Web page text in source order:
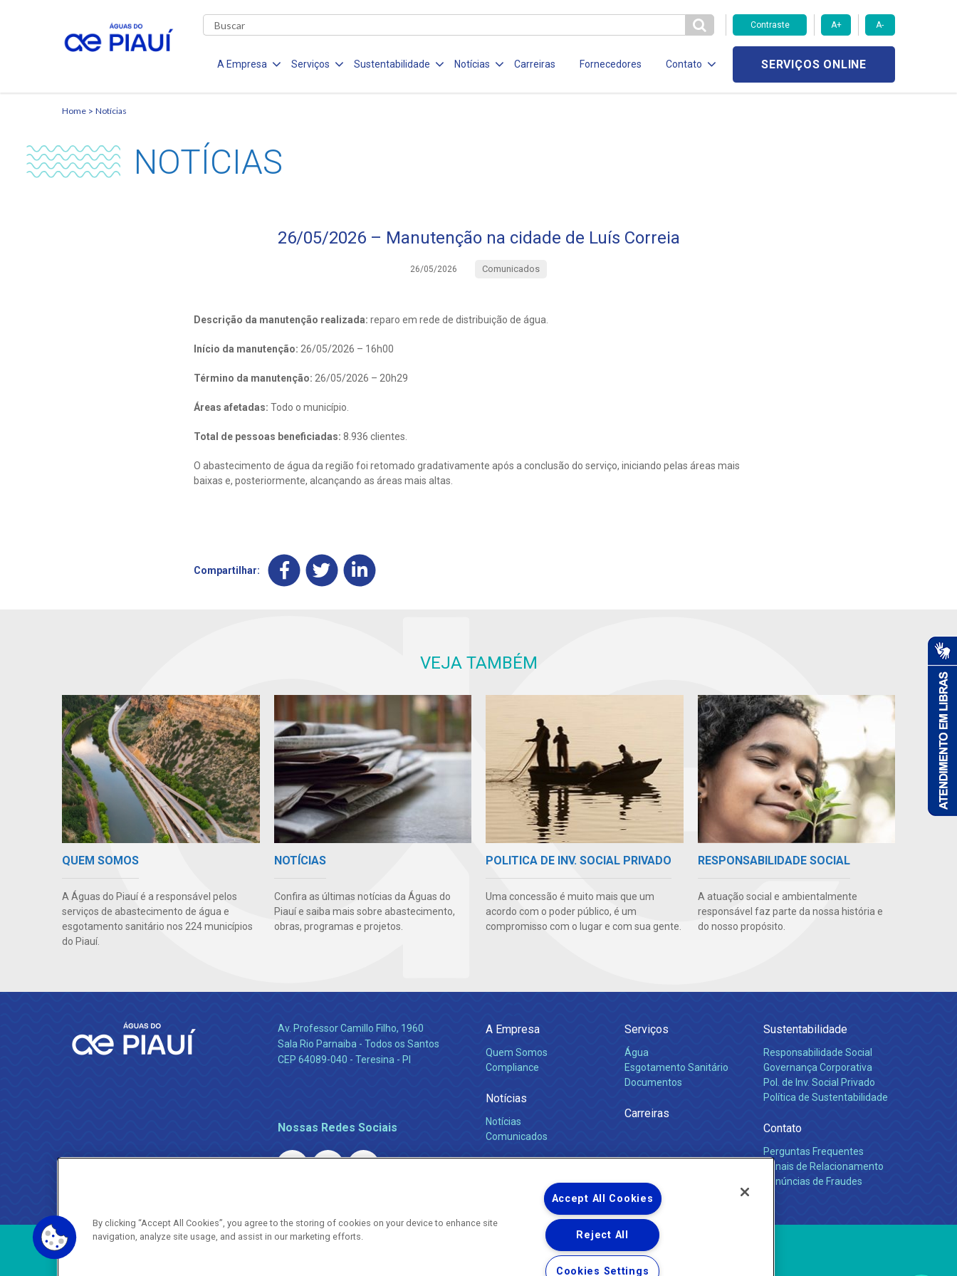
Contraste A+ A-
A Empresa Serviços Sustentabilidade Notícias Carreiras Fornecedores Contato SERVIÇOS ONLINE
Home Notícias
NOTÍCIAS
26/05/2026 – Manutenção na cidade de Luís Correia
26/05/2026 Comunicados
Descrição da manutenção realizada: reparo em rede de distribuição de água.
Início da manutenção: 26/05/2026 – 16h00
Término da manutenção: 26/05/2026 – 20h29
Áreas afetadas: Todo o município.
Total de pessoas beneficiadas: 8.936 clientes.
O abastecimento de água da região foi retomado gradativamente após a conclusão do serviço, iniciando pelas áreas mais
baixas e, posteriormente, alcançando as áreas mais altas.
Compartilhar:
VEJA TAMBÉM
QUEM SOMOS
A Águas do Piauí é a responsável pelos
serviços de abastecimento de água e
esgotamento sanitário nos 224 municípios
do Piauí.
NOTÍCIAS
Confira as últimas notícias da Águas do
Piauí e saiba mais sobre abastecimento,
obras, programas e projetos.
POLITICA DE INV. SOCIAL PRIVADO
Uma concessão é muito mais que um
acordo com o poder público, é um
compromisso com o lugar e com sua gente.
RESPONSABILIDADE SOCIAL
A atuação social e ambientalmente
responsável faz parte da nossa história e
do nosso propósito.
Av. Professor Camillo Filho, 1960
Sala Rio Parnaiba - Todos os Santos
CEP 64089-040 - Teresina - PI
Nossas Redes Sociais
A Empresa
Quem Somos
Compliance
Notícias
Notícias
Comunicados
Serviços
Água
Esgotamento Sanitário
Documentos
Carreiras
Sustentabilidade
Responsabilidade Social
Governança Corporativa
Pol. de Inv. Social Privado
Política de Sustentabilidade
Contato
Perguntas Frequentes
Canais de Relacionamento
Denúncias de Fraudes
Copyright ® 2026 - Todos os Direitos Reservados.
By clicking “Accept All Cookies”, you agree to the storing of cookies on your device to enhance site
navigation, analyze site usage, and assist in our marketing efforts.
Accept All Cookies
Reject All
Cookies Settings